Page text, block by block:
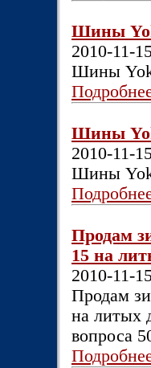
Шины
2010-11-
Шины
Шины
2010-11-
Шины
Продам
15 на
2010-11-
Продам
на литых
вопроса